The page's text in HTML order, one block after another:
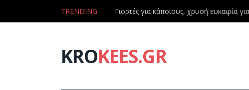
TRENDING Γιορτές για κάποιους, χρυσή ευκαιρία
KROKEES.GR